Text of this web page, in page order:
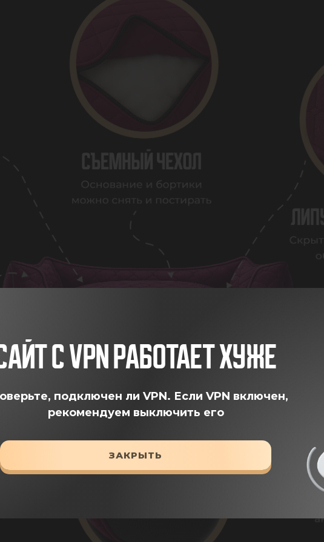
С VPN РАБОТАЕТ ХУЖЕ
подключен ли VPN. Если VPN включен,
рекомендуем выключить его
ЗАКРЫТЬ